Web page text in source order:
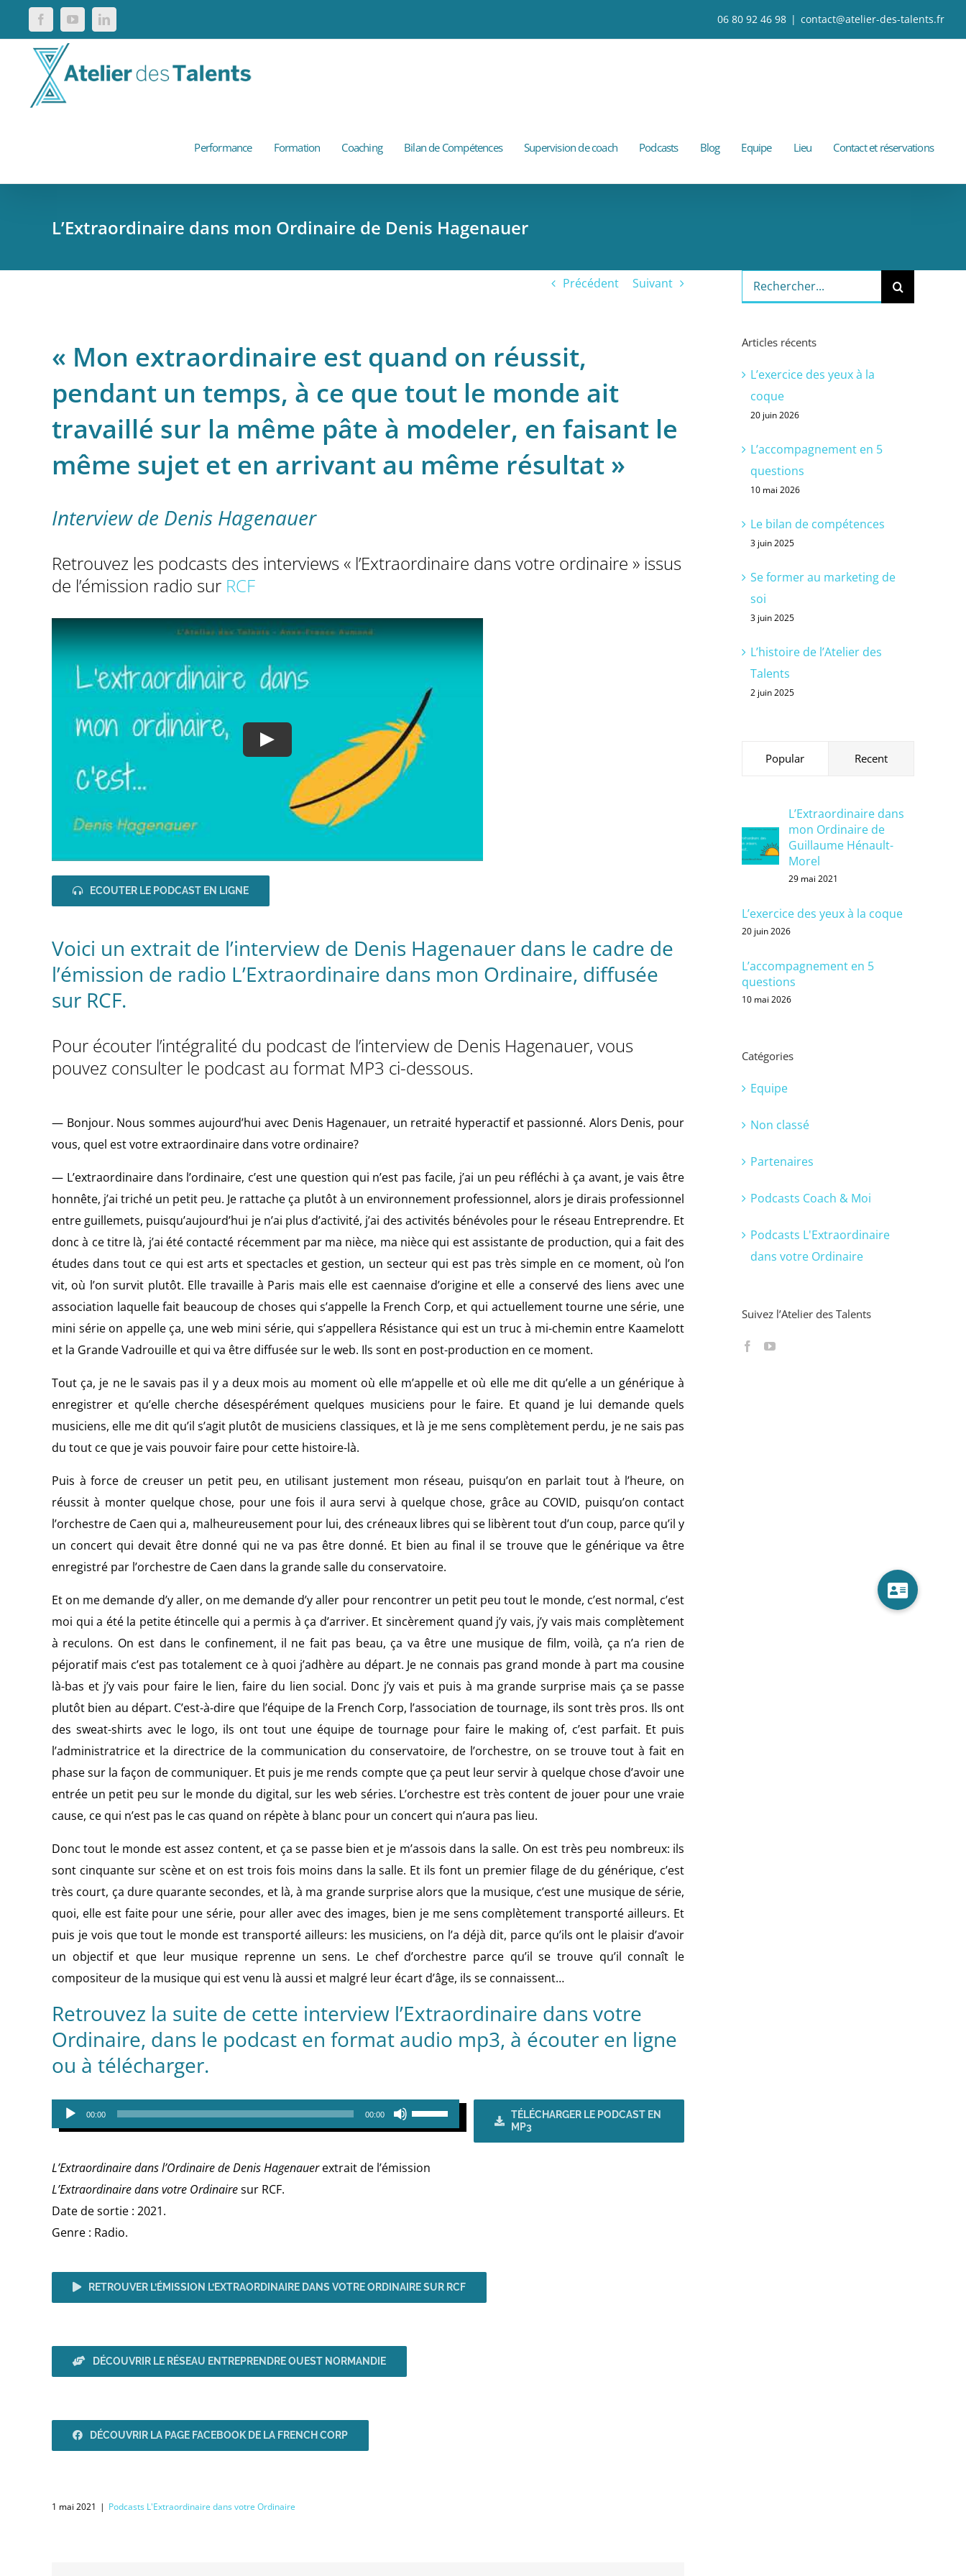
Passer
contenu
FacebookYouTubeLinkedIn 06 80 92 46 98 | contact@atelier-des-talents.fr
Performance Formation Coaching Bilan de Compétences Supervision de coach Podcasts Blog Equipe Lieu Contact et réservations
L’Extraordinaire dans mon Ordinaire de Denis Hagenauer
Précédent Suivant
« Mon extraordinaire est quand on réussit,
pendant un temps, à ce que tout le monde ait
travaillé sur la même pâte à modeler, en faisant le
même sujet et en arrivant au même résultat »
Interview de Denis Hagenauer
Retrouvez les podcasts des interviews « l’Extraordinaire dans votre ordinaire » issus
de l’émission radio sur RCF
Play
ECOUTER LE PODCAST EN LIGNE
Voici un extrait de l’interview de Denis Hagenauer dans le cadre de
l’émission de radio L’Extraordinaire dans mon Ordinaire, diffusée
sur RCF.
Pour écouter l’intégralité du podcast de l’interview de Denis Hagenauer, vous
pouvez consulter le podcast au format MP3 ci-dessous.
— Bonjour. Nous sommes aujourd’hui avec Denis Hagenauer, un retraité hyperactif et passionné. Alors Denis, pour
vous, quel est votre extraordinaire dans votre ordinaire?
— L’extraordinaire dans l’ordinaire, c’est une question qui n’est pas facile, j’ai un peu réfléchi à ça avant, je vais être
honnête, j’ai triché un petit peu. Je rattache ça plutôt à un environnement professionnel, alors je dirais professionnel
entre guillemets, puisqu’aujourd’hui je n’ai plus d’activité, j’ai des activités bénévoles pour le réseau Entreprendre. Et
donc à ce titre là, j’ai été contacté récemment par ma nièce, ma nièce qui est assistante de production, qui a fait des
études dans tout ce qui est arts et spectacles et gestion, un secteur qui est pas très simple en ce moment, où l’on
vit, où l’on survit plutôt. Elle travaille à Paris mais elle est caennaise d’origine et elle a conservé des liens avec une
association laquelle fait beaucoup de choses qui s’appelle la French Corp, et qui actuellement tourne une série, une
mini série on appelle ça, une web mini série, qui s’appellera Résistance qui est un truc à mi-chemin entre Kaamelott
et la Grande Vadrouille et qui va être diffusée sur le web. Ils sont en post-production en ce moment.
Tout ça, je ne le savais pas il y a deux mois au moment où elle m’appelle et où elle me dit qu’elle a un générique à
enregistrer et qu’elle cherche désespérément quelques musiciens pour le faire. Et quand je lui demande quels
musiciens, elle me dit qu’il s’agit plutôt de musiciens classiques, et là je me sens complètement perdu, je ne sais pas
du tout ce que je vais pouvoir faire pour cette histoire-là.
Puis à force de creuser un petit peu, en utilisant justement mon réseau, puisqu’on en parlait tout à l’heure, on
réussit à monter quelque chose, pour une fois il aura servi à quelque chose, grâce au COVID, puisqu’on contact
l’orchestre de Caen qui a, malheureusement pour lui, des créneaux libres qui se libèrent tout d’un coup, parce qu’il y
un concert qui devait être donné qui ne va pas être donné. Et bien au final il se trouve que le générique va être
enregistré par l’orchestre de Caen dans la grande salle du conservatoire.
Et on me demande d’y aller, on me demande d’y aller pour rencontrer un petit peu tout le monde, c’est normal, c’est
moi qui a été la petite étincelle qui a permis à ça d’arriver. Et sincèrement quand j’y vais, j’y vais mais complètement
à reculons. On est dans le confinement, il ne fait pas beau, ça va être une musique de film, voilà, ça n’a rien de
péjoratif mais c’est pas totalement ce à quoi j’adhère au départ. Je ne connais pas grand monde à part ma cousine
là-bas et j’y vais pour faire le lien, faire du lien social. Donc j’y vais et puis à ma grande surprise mais ça se passe
plutôt bien au départ. C’est-à-dire que l’équipe de la French Corp, l’association de tournage, ils sont très pros. Ils ont
des sweat-shirts avec le logo, ils ont tout une équipe de tournage pour faire le making of, c’est parfait. Et puis
l’administratrice et la directrice de la communication du conservatoire, de l’orchestre, on se trouve tout à fait en
phase sur la façon de communiquer. Et puis je me rends compte que ça peut leur servir à quelque chose d’avoir une
entrée un petit peu sur le monde du digital, sur les web séries. L’orchestre est très content de jouer pour une vraie
cause, ce qui n’est pas le cas quand on répète à blanc pour un concert qui n’aura pas lieu.
Donc tout le monde est assez content, et ça se passe bien et je m’assois dans la salle. On est très peu nombreux: ils
sont cinquante sur scène et on est trois fois moins dans la salle. Et ils font un premier filage de du générique, c’est
très court, ça dure quarante secondes, et là, à ma grande surprise alors que la musique, c’est une musique de série,
quoi, elle est faite pour une série, pour aller avec des images, bien je me sens complètement transporté ailleurs. Et
puis je vois que tout le monde est transporté ailleurs: les musiciens, on l’a déjà dit, parce qu’ils ont le plaisir d’avoir
un objectif et que leur musique reprenne un sens. Le chef d’orchestre parce qu’il se trouve qu’il connaît le
compositeur de la musique qui est venu là aussi et malgré leur écart d’âge, ils se connaissent…
Retrouvez la suite de cette interview l’Extraordinaire dans votre
Ordinaire, dans le podcast en format audio mp3, à écouter en ligne
ou à télécharger.
Lecteur
audio
00:00 00:00
Utilisez
les
haut/bas
le
volume.
L’Extraordinaire dans l’Ordinaire de Denis Hagenauerextrait de l’émission
L’Extraordinaire dans votre Ordinairesur RCF.
Date de sortie : 2021.
Genre : Radio.
TÉLÉCHARGER LE PODCAST EN
MP3
RETROUVER L’ÉMISSION L’EXTRAORDINAIRE DANS VOTRE ORDINAIRE SUR RCF
DÉCOUVRIR LE RÉSEAU ENTREPRENDRE OUEST NORMANDIE
DÉCOUVRIR LA PAGE FACEBOOK DE LA FRENCH CORP
1 mai 2021 | Podcasts L'Extraordinaire dans votre Ordinaire
Rechercher:
Articles récents
L’exercice des yeux à la
coque
20 juin 2026
L’accompagnement en 5
questions
10 mai 2026
Le bilan de compétences
3 juin 2025
Se former au marketing de
soi
3 juin 2025
L’histoire de l’Atelier des
Talents
2 juin 2025
Popular Recent
L’Extraordinaire dans
mon Ordinaire de
Guillaume Hénault-
Morel
29 mai 2021
L’exercice des yeux à la coque
20 juin 2026
L’accompagnement en 5
questions
10 mai 2026
Catégories
Equipe
Non classé
Partenaires
Podcasts Coach & Moi
Podcasts L'Extraordinaire
dans votre Ordinaire
Suivez l’Atelier des Talents